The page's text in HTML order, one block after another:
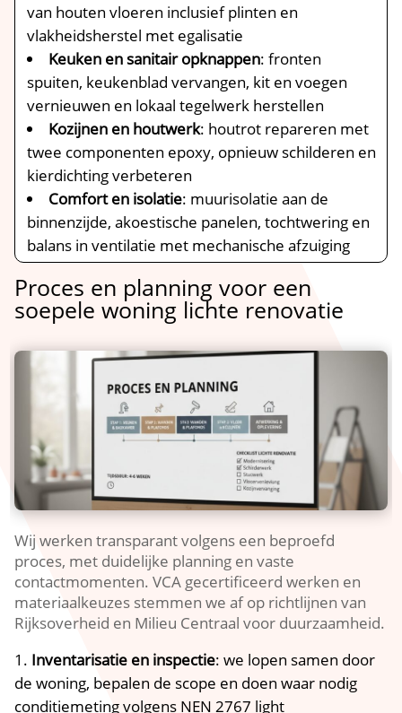
van houten vloeren inclusief plinten en
vlakheidsherstel met egalisatie
Keuken en sanitair opknappen: fronten
spuiten, keukenblad vervangen, kit en voegen
vernieuwen en lokaal tegelwerk herstellen
Kozijnen en houtwerk: houtrot repareren met
twee componenten epoxy, opnieuw schilderen en
kierdichting verbeteren
Comfort en isolatie: muurisolatie aan de
binnenzijde, akoestische panelen, tochtwering en
balans in ventilatie met mechanische afzuiging
Proces en planning voor een
soepele woning lichte renovatie
Wij werken transparant volgens een beproefd
proces, met duidelijke planning en vaste
contactmomenten.​ VCA gecertificeerd werken en
materiaalkeuzes stemmen we af op richtlijnen van
Rijksoverheid en Milieu Centraal voor duurzaamheid.​
Inventarisatie en inspectie: we lopen samen door
de woning, bepalen de scope en doen waar nodig
conditiemeting volgens NEN 2767 light